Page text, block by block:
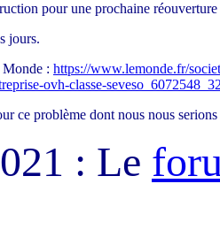
pour une prochaine réouverture
jours.
: https://www.lemonde.fr/
ovh-classe-
ce problème dont nous nous serions
: Le